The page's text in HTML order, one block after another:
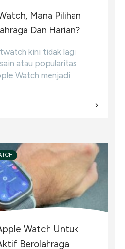
Mana Pilihan
Dan Harian?
kini tidak lagi
atau popularitas
Watch menjadi
Watch Untuk
Berolahraga